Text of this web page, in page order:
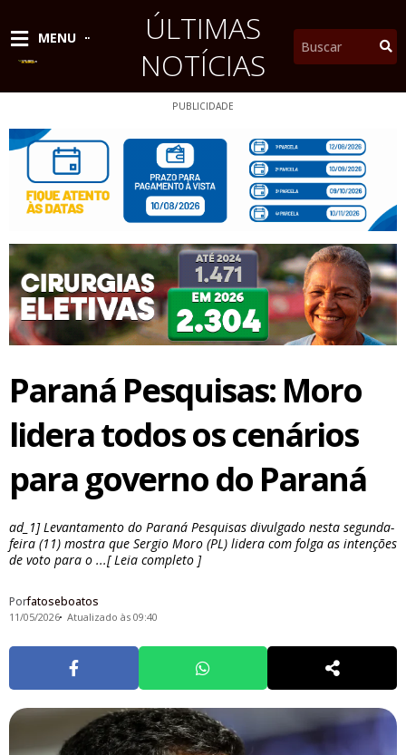
conteúdo
MENU
ÚLTIMAS
NOTÍCIAS
Pesquisar
PUBLICIDADE
Paraná Pesquisas: Moro
lidera todos os cenários
para governo do Paraná
ad_1] Levantamento do Paraná Pesquisas divulgado nesta segunda-
feira (11) mostra que Sergio Moro (PL) lidera com folga as intenções
de voto para o ...[ Leia completo ]
Porfatoseboatos
11/05/2026 Atualizado às 09:40